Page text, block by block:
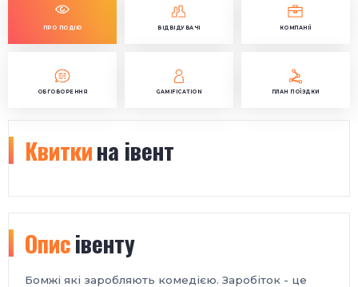
ПРО ПОДІЮ ВІДВІДУВАЧІ КОМПАНІЇ
ОБГОВОРЕННЯ GAMIFICATION ПЛАН ПОЇЗДКИ
Квиткина івент
Описівенту
Бомжі які заробляють комедією. Заробіток - це